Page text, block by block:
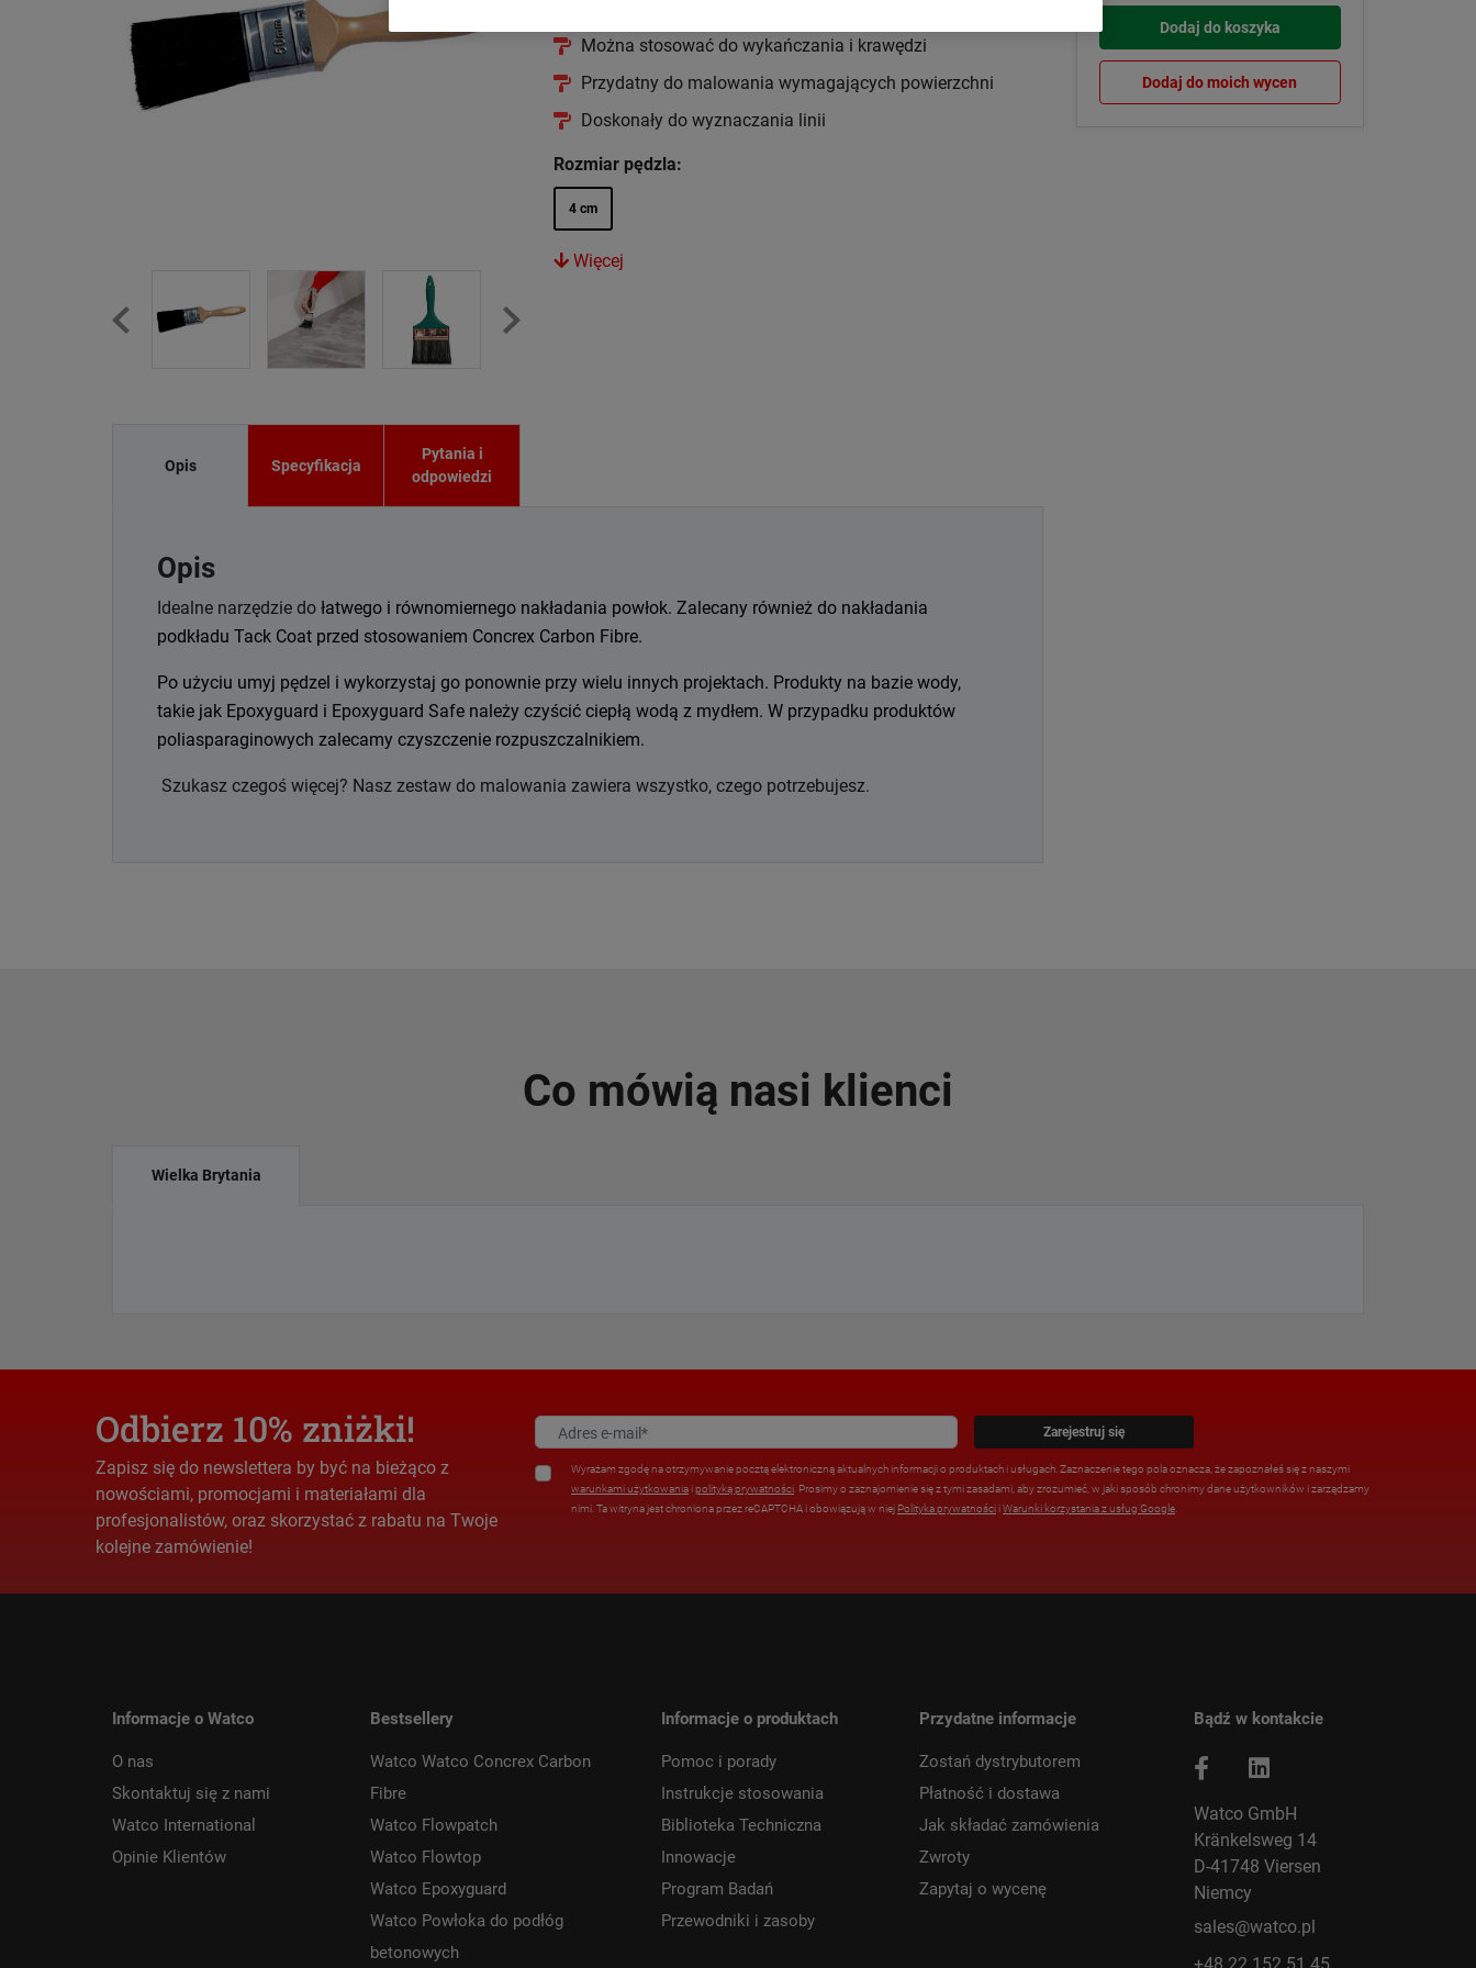
Można stosować do wykańczania i krawędzi
Przydatny do malowania wymagających powierzchni
Doskonały do wyznaczania linii
Rozmiar pędzla:
4 cm
Więcej
Opis Specyfikacja
Pytania i
odpowiedzi
Opis
Idealne narzędzie do łatwego i równomiernego nakładania powłok. Zalecany również do nakładania
podkładu Tack Coat przed stosowaniem Concrex Carbon Fibre.
Po użyciu umyj pędzel i wykorzystaj go ponownie przy wielu innych projektach. Produkty na bazie wody,
takie jak Epoxyguard i Epoxyguard Safe należy czyścić ciepłą wodą z mydłem. W przypadku produktów
poliasparaginowych zalecamy czyszczenie rozpuszczalnikiem.
Szukasz czegoś więcej? Nasz zestaw do malowania zawiera wszystko, czego potrzebujesz.
Dodaj do koszyka
Dodaj do moich wycen
Co mówią nasi klienci
Wielka Brytania
Odbierz 10% zniżki!
Zapisz się do newslettera by być na bieżąco z
nowościami, promocjami i materiałami dla
profesjonalistów, oraz skorzystać z rabatu na Twoje
kolejne zamówienie!
Zarejestruj się
Wyrażam zgodę na otrzymywanie pocztą elektroniczną aktualnych informacji o produktach i usługach. Zaznaczenie tego pola oznacza, że zapoznałeś się z naszymi
warunkami użytkowaniaipolityką prywatności. Prosimy o zaznajomienie się z tymi zasadami, aby zrozumieć, w jaki sposób chronimy dane użytkowników i zarządzamy
nimi. Ta witryna jest chroniona przez reCAPTCHA i obowiązują w niej Polityka prywatnościiWarunki korzystania z usług Google.
Informacje o Watco
O nas
Skontaktuj się z nami
Watco International
Opinie Klientów
Bestsellery
Watco Watco Concrex Carbon
Fibre
Watco Flowpatch
Watco Flowtop
Watco Epoxyguard
Watco Powłoka do podłóg
betonowych
Informacje o produktach
Pomoc i porady
Instrukcje stosowania
Biblioteka Techniczna
Innowacje
Program Badań
Przewodniki i zasoby
Przydatne informacje
Zostań dystrybutorem
Płatność i dostawa
Jak składać zamówienia
Zwroty
Zapytaj o wycenę
Bądź w kontakcie
Watco GmbH
Kränkelsweg 14
D-41748 Viersen
Niemcy
sales@watco.pl